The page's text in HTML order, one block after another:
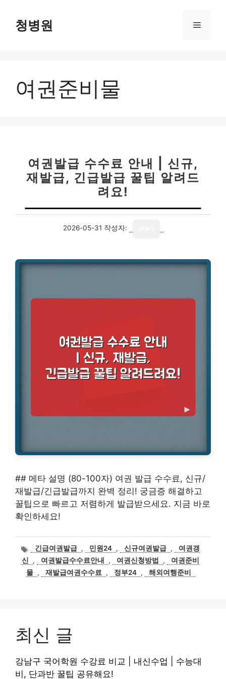
청병원 메
여권준비물
여권발급 수수료 안내 | 신규,
재발급, 긴급발급 꿀팁 알려드
려요!
2026-05-31 작성자:
## 메타 설명 (80-100자) 여권 발급 수수료, 신규/
재발급/긴급발급까지 완벽 정리! 궁금증 해결하고
꿀팁으로 빠르고 저렴하게 발급받으세요. 지금 바로
확인하세요!
태긴급여권발급 , 민원24 , 신규여권발급 ,
여권갱
신
, 여권발급수수료안내 , 여권신청방법 ,
여권준비
물 , 재발급여권수수료 , 정부24 , 해외여행준비
최신 글
강남구 국어학원 수강료 비교 | 내신수업 | 수능대
비, 단과반 꿀팁 공유해요!